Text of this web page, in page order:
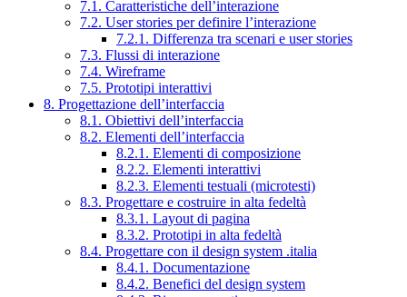
7.1. Caratteristiche dell’interazione
7.2. User stories per definire l’interazione
7.2.1. Differenza tra scenari e user stories
7.3. Flussi di interazione
7.4. Wireframe
7.5. Prototipi interattivi
8. Progettazione dell’interfaccia
8.1. Obiettivi dell’interfaccia
8.2. Elementi dell’interfaccia
8.2.1. Elementi di composizione
8.2.2. Elementi interattivi
8.2.3. Elementi testuali (microtesti)
8.3. Progettare e costruire in alta fedeltà
8.3.1. Layout di pagina
8.3.2. Prototipi in alta fedeltà
8.4. Progettare con il design system .italia
8.4.1. Documentazione
8.4.2. Benefici del design system